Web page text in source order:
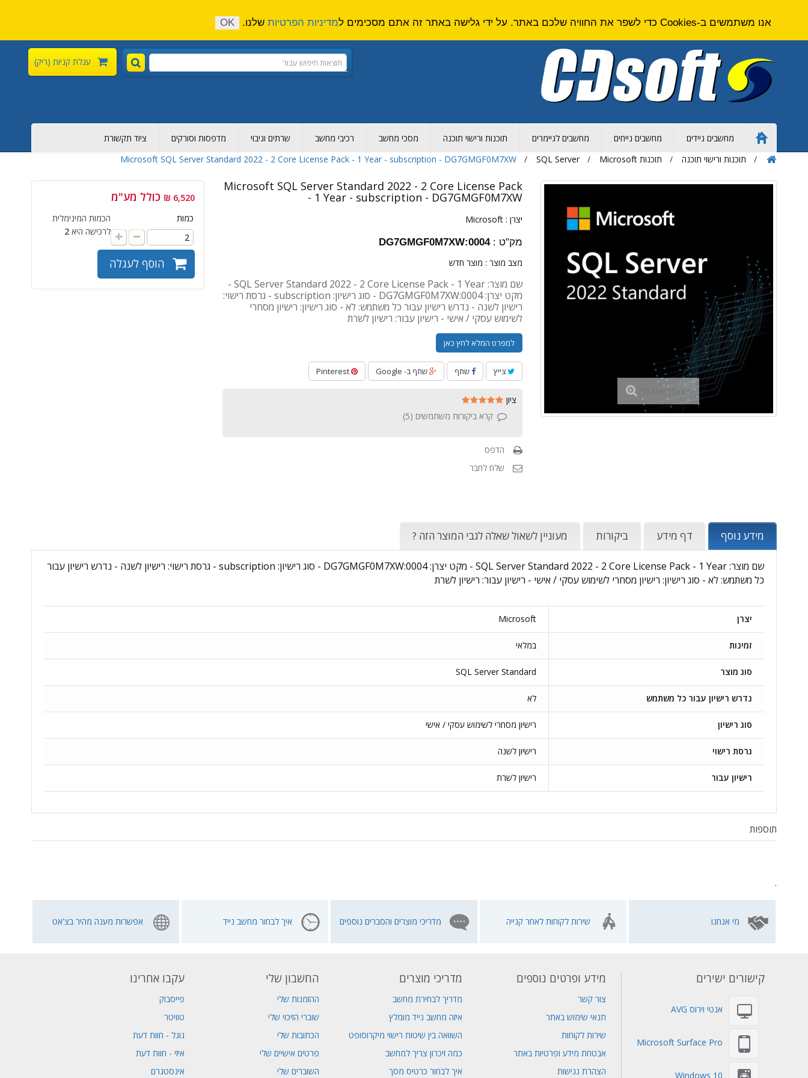
עגלת קניות (ריק)
Home
Page
מחשבים ניידים מחשבים נייחים מחשבים לגיימרים תוכנות ורישוי תוכנה מסכי מחשב רכיבי מחשב שרתים וגיבוי מדפסות וסורקים
ציוד תקשורת
תוכנות ורישוי תוכנה
תוכנות Microsoft SQL Server
Microsoft SQL Server Standard 2022 - 2 Core License Pack - 1 Year - subscription - DG7GMGF0M7XW
תצוגה מוגדלת
Microsoft SQL Server Standard 2022 - 2 Core License Pack
- 1 Year - subscription - DG7GMGF0M7XW
יצרן :Microsoft
מק"ט : DG7GMGF0M7XW:0004
מצב מוצר : מוצר חדש
שם מוצר: SQL Server Standard 2022 - 2 Core License Pack - 1 Year -
מקט יצרן: DG7GMGF0M7XW:0004 - סוג רישיון: subscription - גרסת רישוי:
רישיון לשנה - נדרש רישיון עבור כל משתמש: לא - סוג רישיון: רישיון מסחרי
לשימוש עסקי / אישי - רישיון עבור: רישיון לשרת
למפרט המלא לחץ כאן
צייץ שתף שתף ב- Google Pinterest
ציון
קרא ביקורות משתמשים (5
)
הדפס
שלח לחבר
6,520 ₪ כולל מע"מ
כמות
הכמות המינימלית
לרכישה היא2
הוסף לעגלה
מידע נוסף דף מידע ביקורות מעוניין לשאול שאלה לגבי המוצר הזה ?
שם מוצר: SQL Server Standard 2022 - 2 Core License Pack - 1 Year - מקט יצרן: DG7GMGF0M7XW:0004 - סוג רישיון: subscription - גרסת רישוי: רישיון לשנה - נדרש רישיון עבור
כל משתמש: לא - סוג רישיון: רישיון מסחרי לשימוש עסקי / אישי - רישיון עבור: רישיון לשרת
יצרן Microsoft
זמינות במלאי
סוג מוצר SQL Server Standard
נדרש רישיון עבור כל משתמש לא
סוג רישיון רישיון מסחרי לשימוש עסקי / אישי
גרסת רישוי רישיון לשנה
רישיון עבור רישיון לשרת
תוספות
.
מי אנחנו שירות לקוחות לאחר קנייה מדריכי מוצרים והסברים נוספים איך לבחור מחשב נייד אפשרות מענה מהיר בצ'אט
קישורים ישירים
אנטי וירוס AVG
Microsoft Surface Pro
Windows 10
מידע ופרטים נוספים
צור קשר
תנאי שימוש באתר
שירות לקוחות
אבטחת מידע ופרטיות באתר
הצהרת נגישות
מדריכי מוצרים
מדריך לבחירת מחשב
איזה מחשב נייד מומלץ
השוואה בין שיטות רישוי מיקרוסופט
כמה זיכרון צריך למחשב
איך לבחור כרטיס מסך
החשבון שלי
ההזמנות שלי
שוברי הזיכוי שלי
הכתובות שלי
פרטים אישיים שלי
השוברים שלי
עקבו אחרינו
פייסבוק
טוויטר
גוגל - חוות דעת
איזי - חוות דעת
אינסטגרם
אנו משתמשים ב-Cookies כדי לשפר את החוויה שלכם באתר. על ידי גלישה באתר זה אתם מסכימים ל מדיניות הפרטיות שלנו. OK